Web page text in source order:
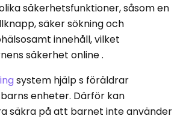
säkerhetsfunktioner, såsom en
säker sökning och
innehåll, vilket
säkerhet online .
system hjälp s föräldrar
enheter. Därför kan
säkra på att barnet inte använder